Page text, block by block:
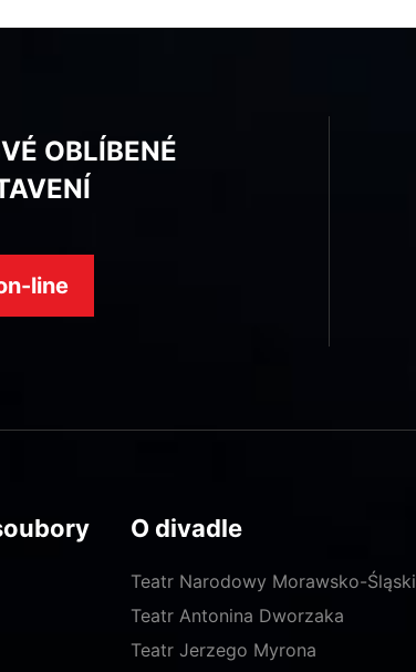
OBLÍBENÉ
line
O divadle
Teatr Narodowy Morawsko-Śląski
Teatr Antonina Dworzaka
Teatr Jerzego Myrona